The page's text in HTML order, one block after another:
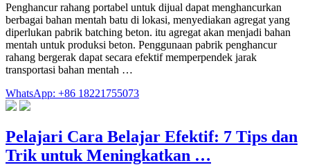
Penghancur rahang portabel untuk dijual dapat menghancurkan
berbagai bahan mentah batu di lokasi, menyediakan agregat yang
diperlukan pabrik batching beton. itu agregat akan menjadi bahan
mentah untuk produksi beton. Penggunaan pabrik penghancur
rahang bergerak dapat secara efektif memperpendek jarak
transportasi bahan mentah …
WhatsApp: +86 18221755073
Pelajari Cara Belajar Efektif: 7 Tips dan
Trik untuk Meningkatkan …